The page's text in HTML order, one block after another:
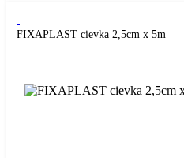
FIXAPLAST cievka 2,5cm x 5m